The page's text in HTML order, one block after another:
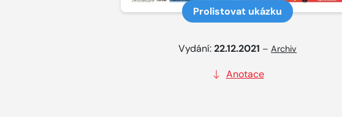
Prolistovat ukázku
Vydání:22.12.2021 –Archiv
Anotace